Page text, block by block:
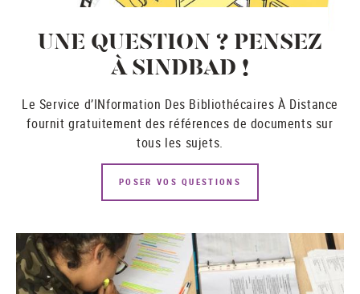
UNE QUESTION ? PENSEZ
À SINDBAD !
Le Service d’INformation Des Bibliothécaires À Distance
fournit gratuitement des références de documents sur
tous les sujets.
POSER VOS QUESTIONS